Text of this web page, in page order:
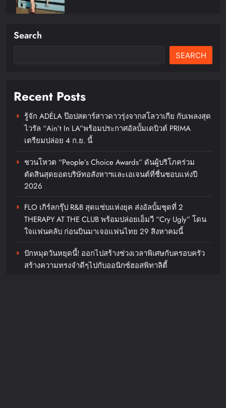
FLO เกิร์ลกรุ๊ป R&B สุดแซ่บแห่งยุค
โดนใจแฟนคลับ ก่อนบินมาเจอแฟน
ไทย 29 สิงหาคมนี้
chillandfin 1 day ago 0
Search
SEARCH
Recent Posts
รู้จัก ADÉLA ป๊อปสตาร์สาวดาวรุ่งจากสโลวาเกีย กับเพลงสุด
ไวรัล “Ain’t In LA”พร้อมประกาศอัลบั้มเดบิวต์ PRIMA
เตรียมปล่อย 4 ก.ย. นี้
ชวนโหวต “People’s Choice Awards” ดันผู้บริโภคร่วม
ตัดสินสุดยอดบริษัทอสังหาฯและเอเจนต์ที่ชื่นชอบแห่งปี
2026
FLO เกิร์ลกรุ๊ป R&B สุดแซ่บแห่งยุค ส่งอัลบั้มชุดที่ 2
THERAPY AT THE CLUB พร้อมปล่อยเอ็มวี “Cry Ugly” โดน
ใจแฟนคลับ ก่อนบินมาเจอแฟนไทย 29 สิงหาคมนี้
ปักหมุดวันหยุดนี้! ออกไปสร้างช่วงเวลาพิเศษกับครอบครัว
สร้างความทรงจำดีๆไปกับออนิกซ์ฮอสพิทาลิตี้